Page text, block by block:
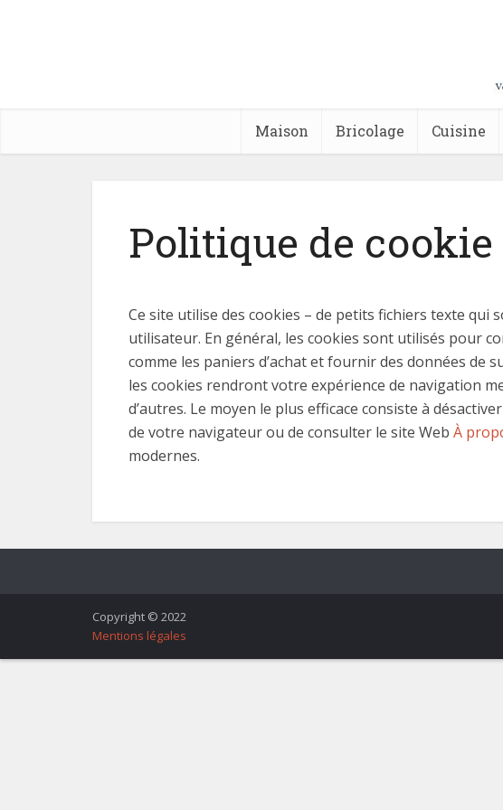
Maison Bricolage Cuisine
Politique de cookie
Ce site utilise des cookies – de petits fichiers texte
utilisateur. En général, les cookies sont utilisés pour
comme les paniers d’achat et fournir des données de
les cookies rendront votre expérience de navigation
d’autres. Le moyen le plus efficace consiste à
de votre navigateur ou de consulter le site Web À
modernes.
Copyright © 2022
Mentions légales